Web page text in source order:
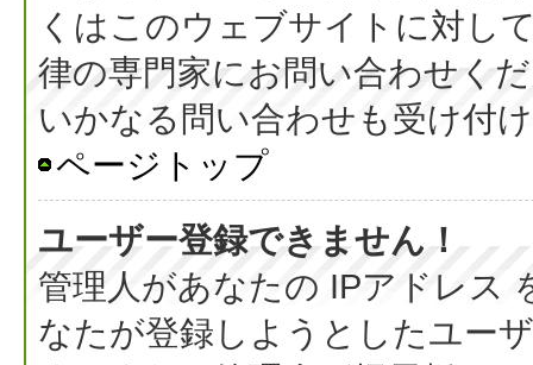
くはこのウェブサイトに対し
律の専門家にお問い合わせく
いかなる問い合わせも受け付
ページトップ
ユーザー登録できません！
管理人があなたの IPアドレス
なたが登録しようとしたユー